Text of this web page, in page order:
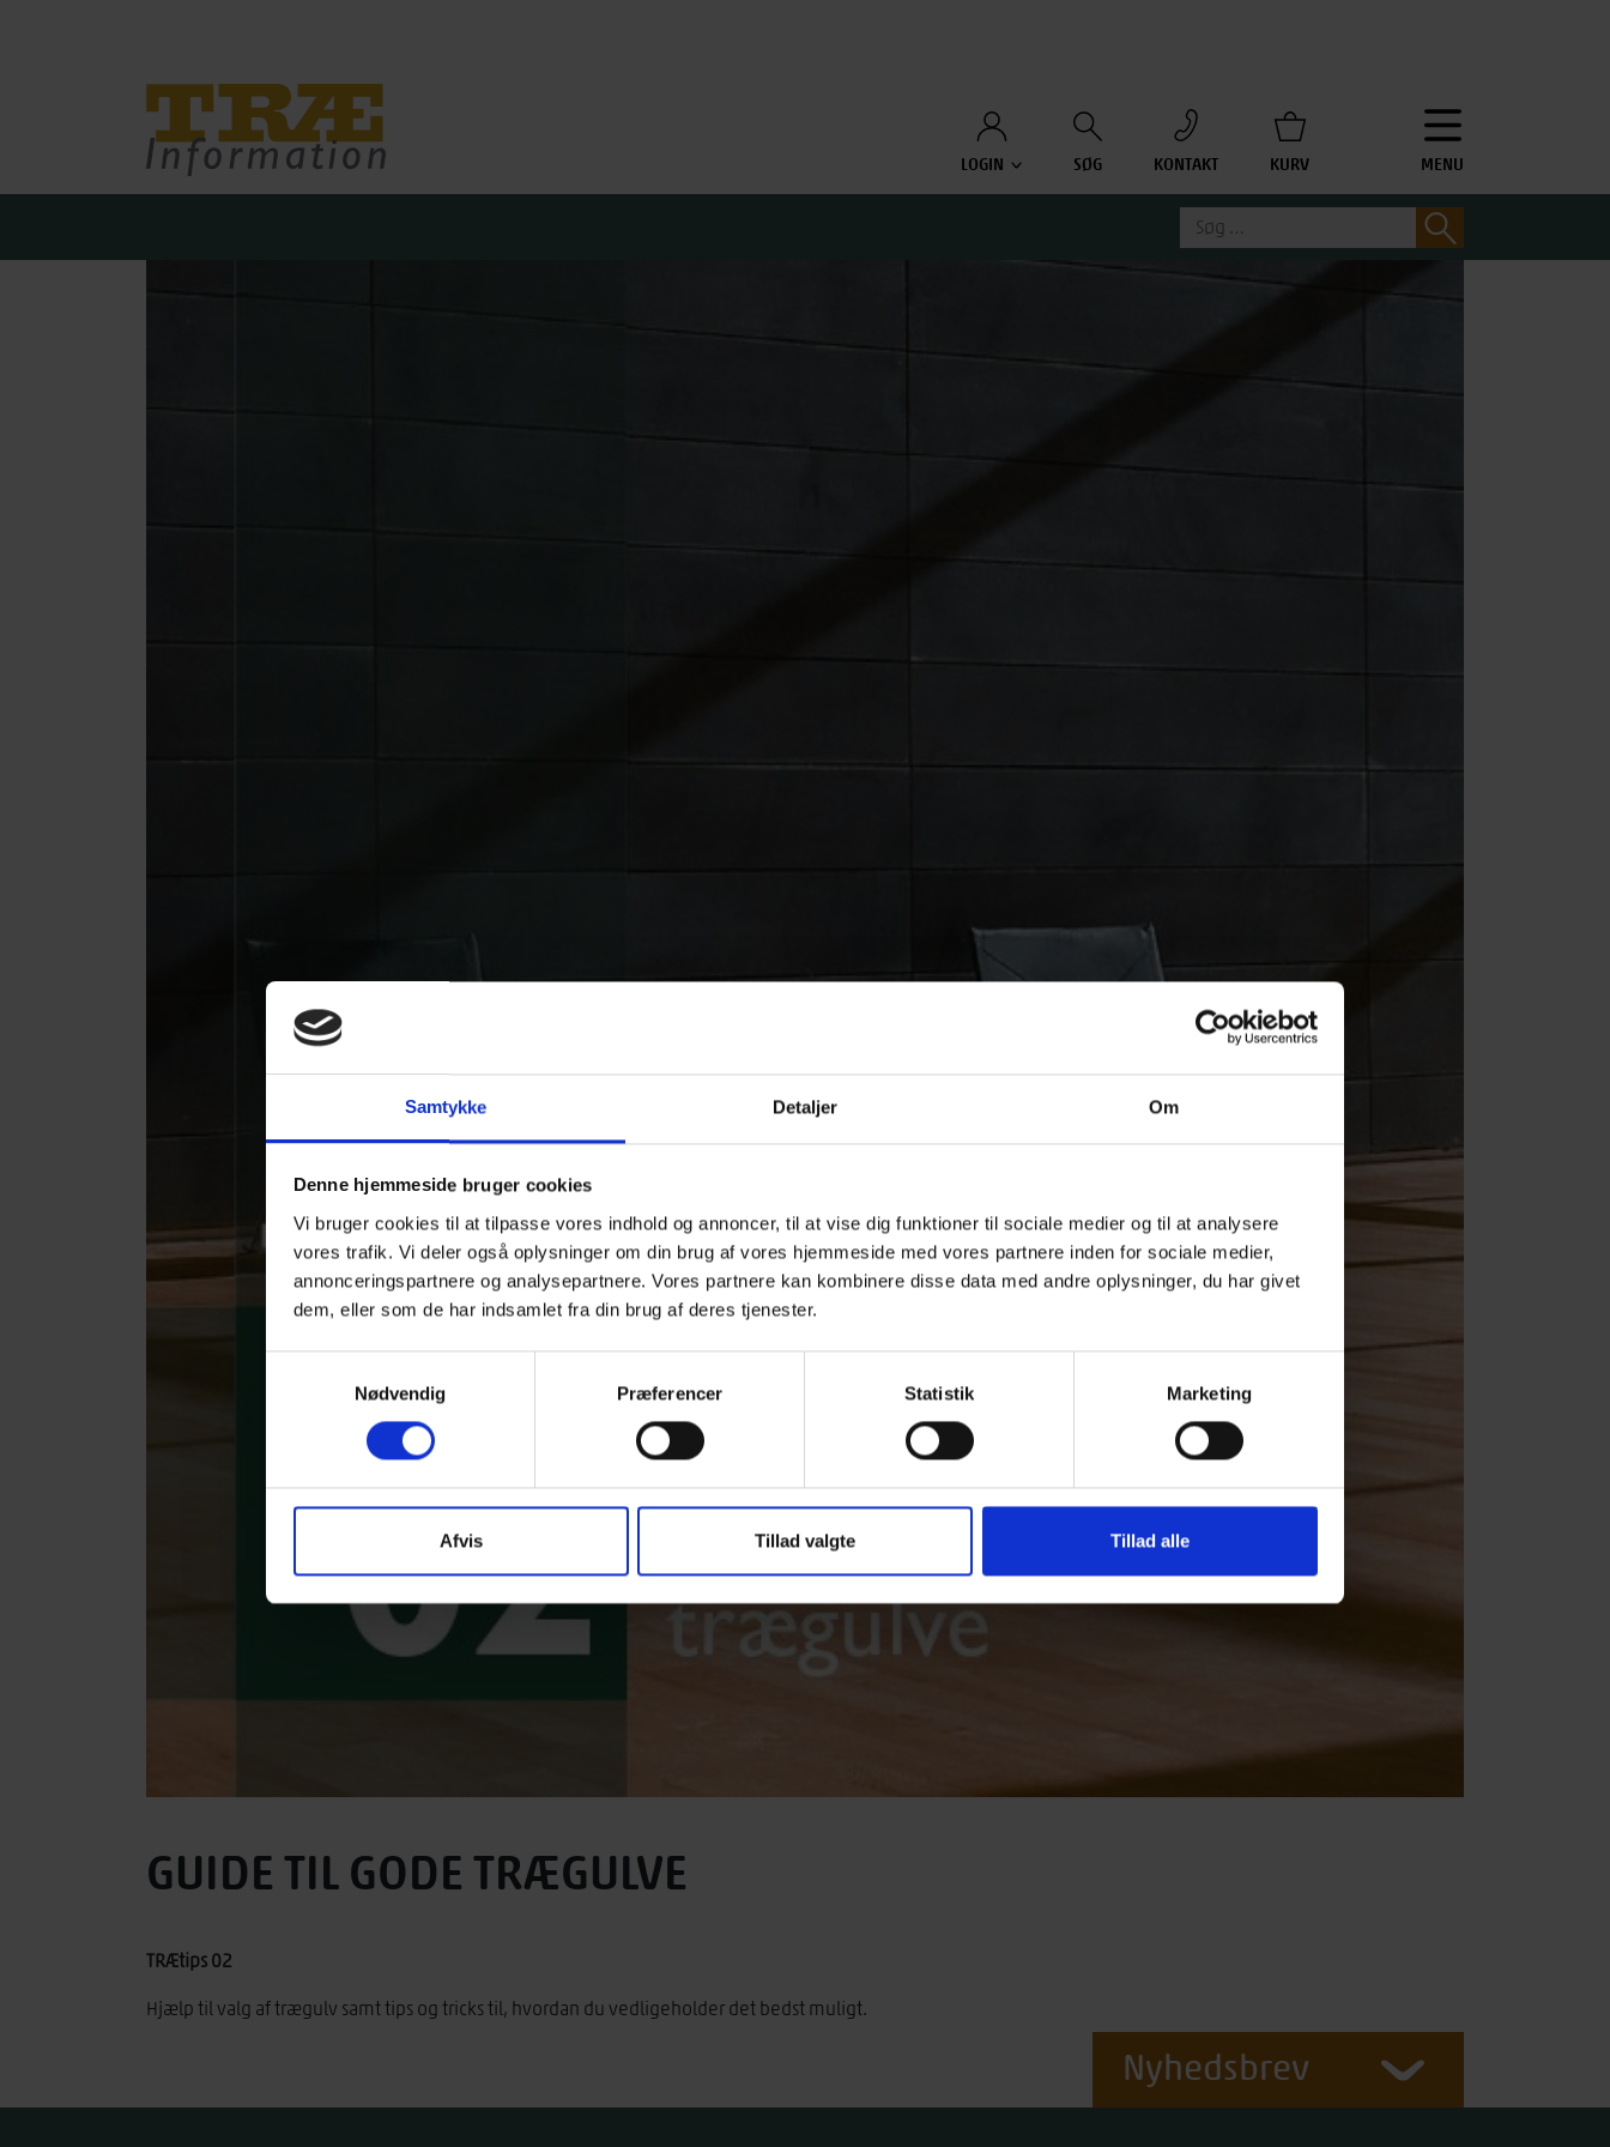
Samtykke Detaljer Om
Denne hjemmeside bruger cookies
Vi bruger cookies til at tilpasse vores indhold og annoncer, til at vise dig funktioner til sociale medier og til at analysere
vores trafik. Vi deler også oplysninger om din brug af vores hjemmeside med vores partnere inden for sociale medier,
annonceringspartnere og analysepartnere. Vores partnere kan kombinere disse data med andre oplysninger, du har givet
dem, eller som de har indsamlet fra din brug af deres tjenester.
Nødvendig
Præferencer Statistik Marketing
Afvis Tillad valgte Tillad alle
LOGIN SØG KONTAKT KURV MENU
Søg
efter:
GUIDE TIL GODE TRÆGULVE
TRÆtips 02
Hjælp til valg af trægulv samt tips og tricks til, hvordan du vedligeholder det bedst muligt.
Nyhedsbrev